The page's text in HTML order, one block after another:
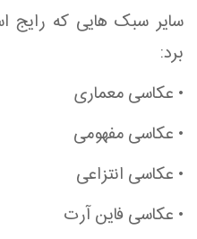
سایر سبک هایی که رایج
برد:
• عکاسی معماری
• عکاسی مفهومی
• عکاسی انتزاعی
• عکاسی فاین آرت